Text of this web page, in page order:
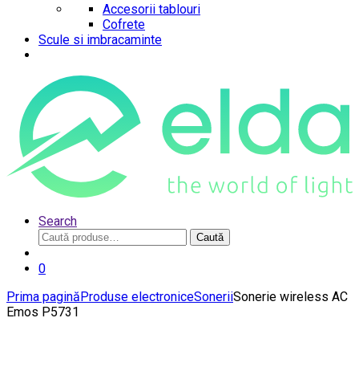
Accesorii tablouri
Cofrete
Scule si imbracaminte
Search
Caută
după:
Caută
0
Prima paginăProduse electroniceSoneriiSonerie wireless AC
Emos P5731